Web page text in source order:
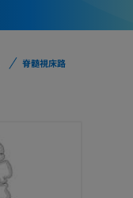
脊髄視床路